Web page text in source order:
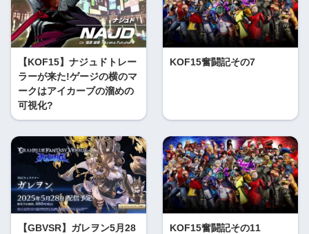
【KOF15】ナジュドトレー
ラーが来た!ゲージの横のマ
ークはアイカーブの溜めの
可視化?
KOF15奮闘記その7
【GBVSR】ガレヲン5月28
KOF15奮闘記その11